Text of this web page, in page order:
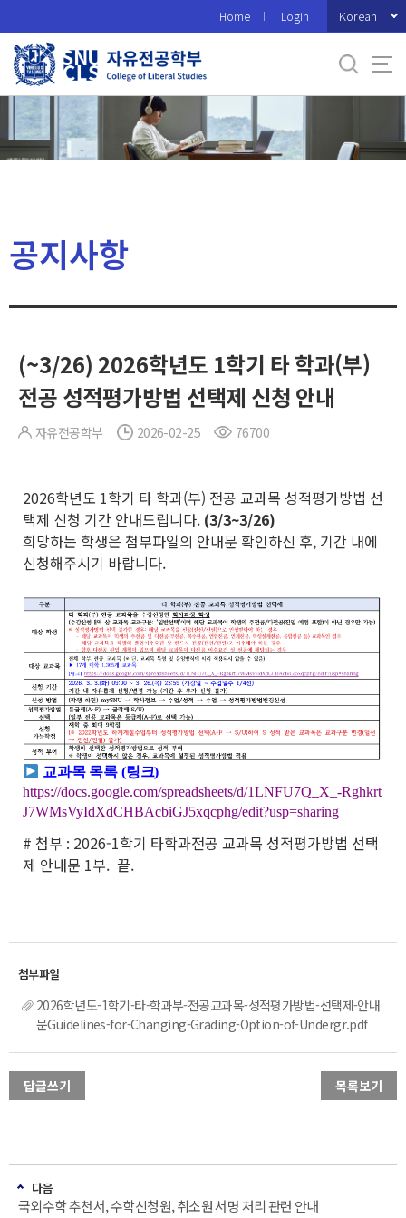
로
메
Home Login Korean
공지사항
(~3/26) 2026학년도 1학기 타 학과(부)
전공 성적평가방법 선택제 신청 안내
자유전공학부 2026-02-25 76700
2026학년도 1학기 타 학과(부) 전공 교과목 성적평가방법 선
택제 신청 기간 안내드립니다. (3/3~3/26)
희망하는 학생은 첨부파일의 안내문 확인하신 후, 기간 내에
신청해주시기 바랍니다.
교과목 목록 (링크)
https://docs.google.com/spreadsheets/d/1LNFU7Q_X_-Rghkrt
J7WMsVyIdXdCHBAcbiGJ5xqcphg/edit?usp=sharing
# 첨부 : 2026-1학기 타학과전공 교과목 성적평가방법 선택
제 안내문 1부. 끝.
2026학년도-1학기-타-학과부-전공교과목-성적평가방법-선택제-안내
문Guidelines-for-Changing-Grading-Option-of-Undergr.pdf
답글쓰기 목록보기
다음
국외수학 추천서, 수학신청원, 취소원 서명 처리 관련 안내